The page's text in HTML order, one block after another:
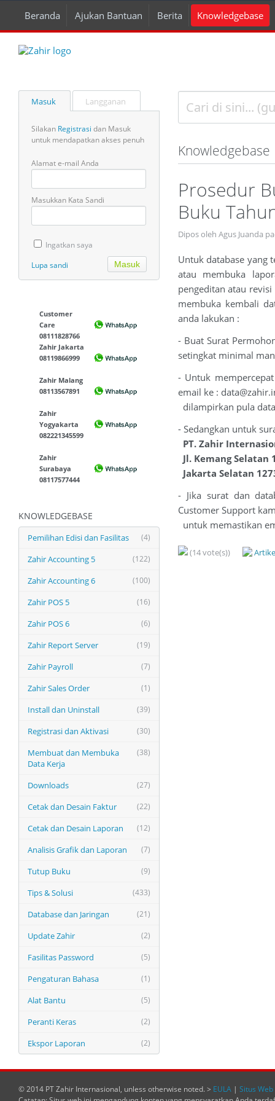
Beranda Ajukan Bantuan Berita Knowledgebase
Masuk Langganan
Silakan Registrasi dan Masuk
untuk mendapatkan akses penuh
Alamat e-mail Anda
Masukkan Kata Sandi
Ingatkan saya
Lupa sandi
Customer
Care
08111828766
Zahir Jakarta
08119866999
Zahir Malang
08113567891
Zahir
Yogyakarta
082221345599
Zahir
Surabaya
08117577444
KNOWLEDGEBASE
(4)
Pemilihan Edisi dan Fasilitas
(122)
Zahir Accounting 5
(100)
Zahir Accounting 6
(16)
Zahir POS 5
(6)
Zahir POS 6
(19)
Zahir Report Server
(7)
Zahir Payroll
(1)
Zahir Sales Order
(39)
Install dan Uninstall
(30)
Registrasi dan Aktivasi
(38)
Membuat dan Membuka
Data Kerja
(27)
Downloads
(22)
Cetak dan Desain Faktur
(12)
Cetak dan Desain Laporan
(7)
Analisis Grafik dan Laporan
(9)
Tutup Buku
(433)
Tips & Solusi
(21)
Database dan Jaringan
(2)
Update Zahir
(5)
Fasilitas Password
(1)
Pengaturan Bahasa
(5)
Alat Bantu
(2)
Peranti Keras
(2)
Ekspor Laporan
Knowledgebase
Prosedur
Buku
Dipos oleh Agus Juanda
Untuk database yang
atau membuka
pengeditan atau
membuka kembali
anda lakukan :
- Buat Surat
setingkat minimal
- Untuk
email ke :
dilampirkan pula
- Sedangkan untuk
PT. Zahir
Jl. Kemang Selatan
Jakarta Selatan
- Jika surat dan
Customer Support
untuk memastikan
(14 vote(s))
© 2014 PT Zahir Internasional, unless otherwise noted. > EULA | Situs